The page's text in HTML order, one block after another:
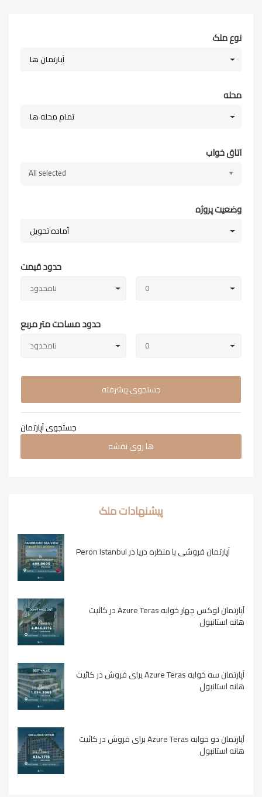
نوع ملک
آپارتمان ها
محله
تمام محله ها
اتاق خواب
All selected
وضعیت پروژه
آماده تحویل
حدود قیمت
0 نامحدود
حدود مساحت متر مربع
0 نامحدود
جستجوی پیشرفته
جستجوی آپارتمان
ها روی نقشه
پیشنهادات ملک
آپارتمان فروشی با منظره دریا در Peron Istanbul
آپارتمان لوکس چهار خوابه Azure Teras در کائیت
هانه استانبول
آپارتمان سه خوابه Azure Teras برای فروش در کائیت
هانه استانبول
آپارتمان دو خوابه Azure Teras برای فروش در کائیت
هانه استانبول